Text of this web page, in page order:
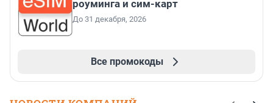
роуминга и сим-карт
До 31 декабря, 2026
Все промокоды